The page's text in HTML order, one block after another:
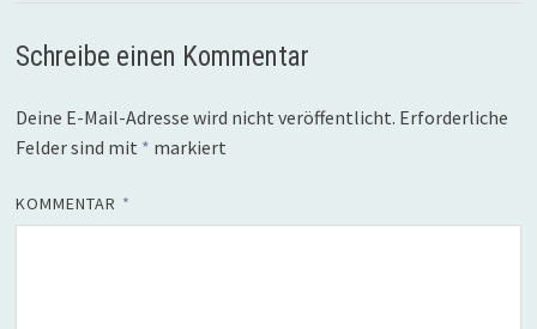
Schreibe einen Kommentar
Deine E-Mail-Adresse wird nicht veröffentlicht. Erforderliche
Felder sind mit * markiert
KOMMENTAR *